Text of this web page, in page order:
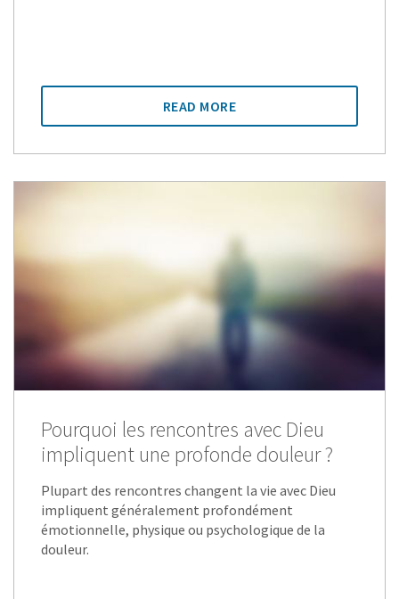
READ MORE
Pourquoi les rencontres avec Dieu
impliquent une profonde douleur ?
Plupart des rencontres changent la vie avec Dieu
impliquent généralement profondément
émotionnelle, physique ou psychologique de la
douleur.